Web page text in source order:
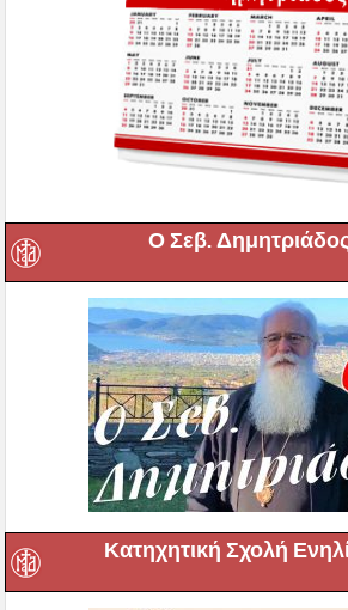
Ο Σεβ.
Κατηχητική Σχολή